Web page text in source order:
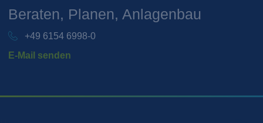
Beraten, Planen, Anlagenbau
+49 6154 6998-0
E-Mail senden